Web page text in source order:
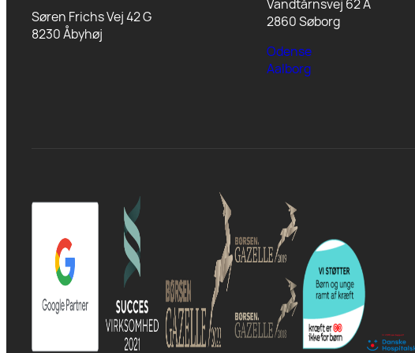
Søren Frichs Vej 42 G
8230 Åbyhøj
Vandtårnsvej 62 A
2860 Søborg
Odense
Aalborg